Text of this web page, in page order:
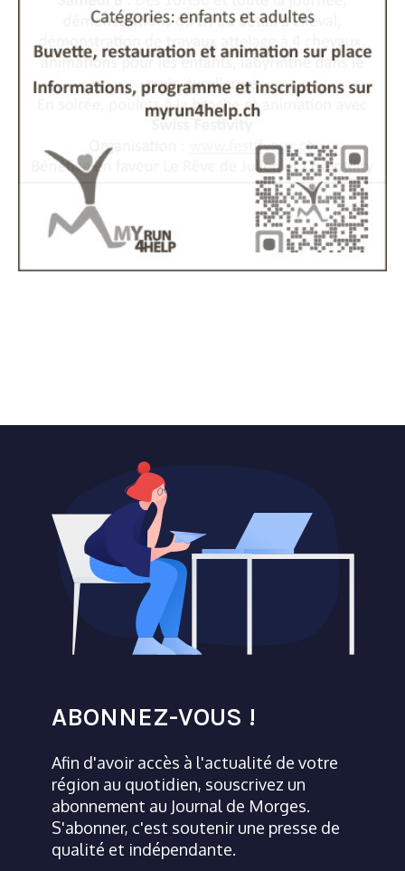
ABONNEZ-VOUS !
Afin d'avoir accès à l'actualité de votre
région au quotidien, souscrivez un
abonnement au Journal de Morges.
S'abonner, c'est soutenir une presse de
qualité et indépendante.